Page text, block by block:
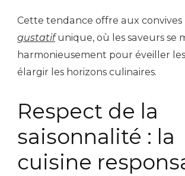
Cette tendance offre aux convives
gustatifunique, où les saveurs se
harmonieusement pour éveiller
élargir les horizons culinaires.
Respect de la
saisonnalité : la
cuisine